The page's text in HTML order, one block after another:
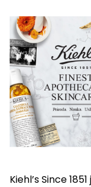
Kiehl’s Since